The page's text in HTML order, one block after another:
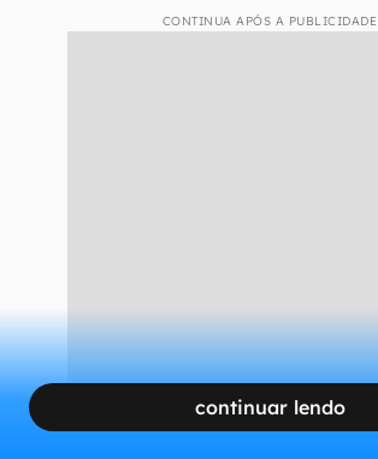
CONTINUA APÓS A PUBLICIDADE
continuar lendo